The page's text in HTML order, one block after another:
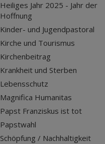
Heiliges Jahr 2025 - Jahr der
Hoffnung
Kinder- und Jugendpastoral
Kirche und Tourismus
Kirchenbeitrag
Krankheit und Sterben
Lebensschutz
Magnifica Humanitas
Papst Franziskus ist tot
Papstwahl
Schöpfung / Nachhaltigkeit